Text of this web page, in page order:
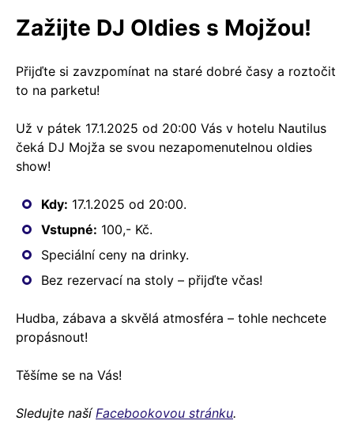
Zažijte DJ Oldies s Mojžou!
Přijďte si zavzpomínat na staré dobré časy a roztočit
to na parketu!
Už v pátek 17.1.2025 od 20:00 Vás v hotelu Nautilus
čeká DJ Mojža se svou nezapomenutelnou oldies
show!
Kdy: 17.1.2025 od 20:00.
Vstupné: 100,- Kč.
Speciální ceny na drinky.
Bez rezervací na stoly – přijďte včas!
Hudba, zábava a skvělá atmosféra – tohle nechcete
propásnout!
Těšíme se na Vás!
Sledujte naší Facebookovou stránku.